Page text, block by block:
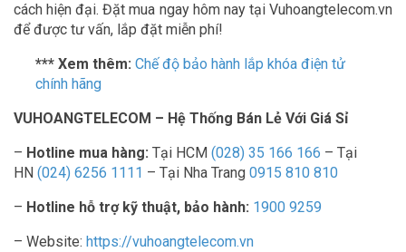
cách hiện đại. Đặt mua ngay hôm nay tại Vuhoangtelecom.vn
để được tư vấn, lắp đặt miễn phí!
*** Xem thêm: Chế độ bảo hành lắp khóa điện tử
chính hãng
VUHOANGTELECOM – Hệ Thống Bán Lẻ Với Giá Sỉ
– Hotline mua hàng: Tại HCM (028) 35 166 166 – Tại
HN (024) 6256 1111 – Tại Nha Trang 0915 810 810
– Hotline hỗ trợ kỹ thuật, bảo hành: 1900 9259
– Website: https://vuhoangtelecom.vn